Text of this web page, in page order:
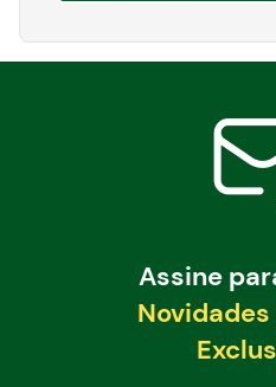
Assine